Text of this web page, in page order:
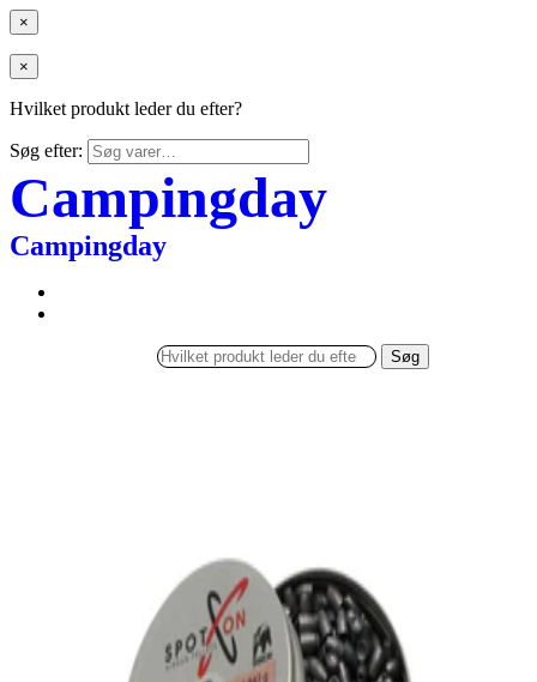
×
×
Hvilket produkt leder du efter?
Søg efter:
Campingday
Campingday
Søg